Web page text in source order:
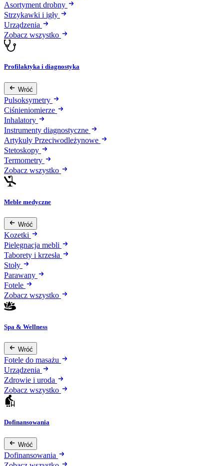
Asortyment drobny
Strzykawki i igły
Urządzenia
Zobacz wszystko
Profilaktyka i diagnostyka
Wróć
Pulsoksymetry
Ciśnieniomierze
Inhalatory
Instrumenty diagnostyczne
Artykuły Przeciwodleżynowe
Stetoskopy
Termometry
Zobacz wszystko
Meble medyczne
Wróć
Kozetki
Pielęgnacja mebli
Taborety i krzesła
Stoły
Parawany
Fotele
Zobacz wszystko
Spa & Wellness
Wróć
Fotele do masażu
Urządzenia
Zdrowie i uroda
Zobacz wszystko
Dofinansowania
Wróć
Dofinansowania